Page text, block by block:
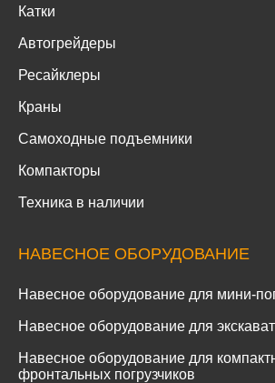
Катки
Автогрейдеры
Ресайклеры
Краны
Самоходные подъемники
Компакторы
Техника в наличии
НАВЕСНОЕ ОБОРУДОВАНИЕ
Навесное оборудование для мини-
Навесное оборудование для
Навесное оборудование для
фронтальных погрузчиков